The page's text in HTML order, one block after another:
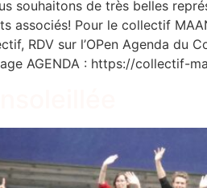
souhaitons de très belles
associés! Pour le collectif
RDV sur l’OPen Agenda
AGENDA : https://collectif-